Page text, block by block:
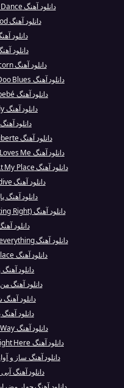
دانلود آهنگ One Last Dance از John Legend
دانلود آهنگ On God از Kanye West
دانلود
دانلود
دانلود آهنگ Black Unicorn از 2 Chainz
دانلود آهنگ Hoo Doo Blues از The Rolling Stones
دانلود آهنگ ay bebé از Grupo Frontera
دانلود آهنگ Basically از Redman
دانلود آهنگ Pégate از Ozuna
دانلود آهنگ Love & Liberte از Gipsy Kings
دانلود آهنگ Everybody Loves Me از OneRepublic
دانلود آهنگ Your Place At My Place از Joshua Slone
دانلود آهنگ Nosedive از Post Malone
دانلود آهنگ
دانلود آهنگ HYFR (Hell Ya Fucking Right) از Drake
دانلود
دانلود آهنگ i feel everything از Maggie Lindemann
دانلود آهنگ Necklace از Wu-Tang Clan
دانلود
دانلود آهنگ
دانلود
دانلود
دانلود آهنگ The Way از Ariana Grande
دانلود آهنگ Need You Right Here از Chris Brown
دانلود آهنگ ساز و
دانلود آهنگ